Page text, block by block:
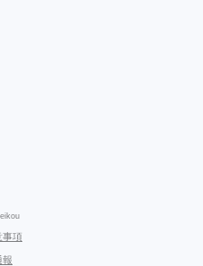
事項
報